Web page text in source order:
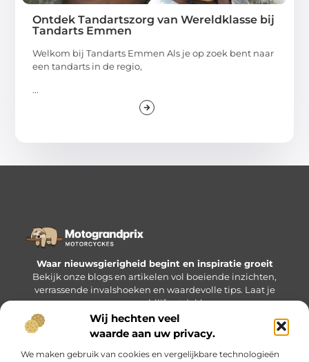
Wij hechten veel
waarde aan uw privacy.
We maken gebruik van cookies en vergelijkbare technologieën
Ontdek Tandartszorg van Wereldklasse bij
Tandarts Emmen
Welkom bij Tandarts Emmen Als je op zoek bent naar
een tandarts in de regio,
...
Waar nieuwsgierigheid begint en inspiratie groeit
Bekijk onze blogs en artikelen vol boeiende inzichten,
verrassende invalshoeken en waardevolle tips. Laat je
verrassen en blijf ontdekken.
Bericht categorie